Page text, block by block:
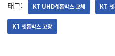
태그: KT UHD셋톱박스 교체 KT 셋
KT 셋톱박스 고장